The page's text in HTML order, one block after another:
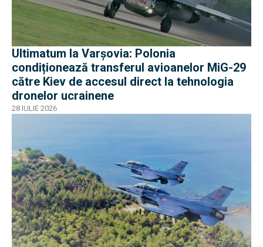
Ultimatum la Varșovia: Polonia
condiționează transferul avioanelor MiG-29
către Kiev de accesul direct la tehnologia
dronelor ucrainene
28 IULIE 2026